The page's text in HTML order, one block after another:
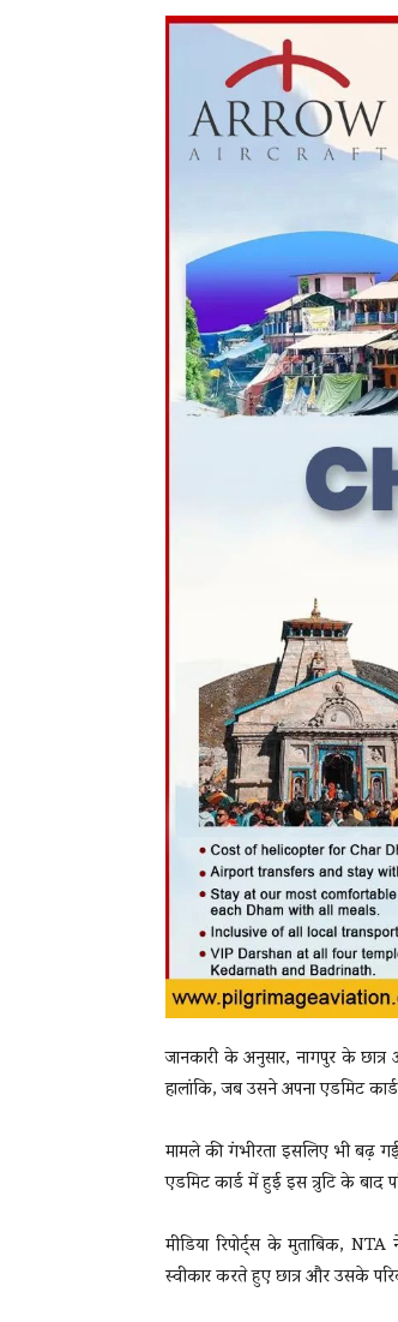
जानकारी के अनुसार, नागपुर के छात्र
हालांकि, जब उसने अपना एडमिट
मामले की गंभीरता इसलिए भी बढ़
एडमिट कार्ड में हुई इस त्रुटि के बाद
मीडिया रिपोर्ट्स के मुताबिक,
स्वीकार करते हुए छात्र और उसके